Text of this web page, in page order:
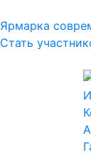
Ярмарка
Стать